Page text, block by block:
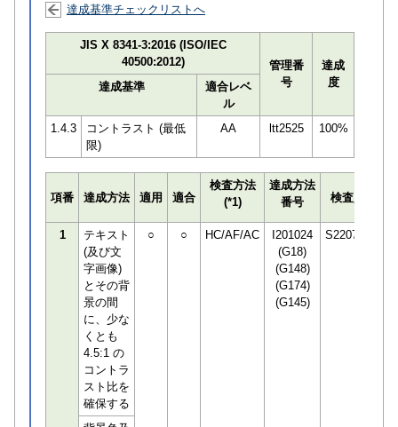
達成基準チェックリストへ
JIS X 8341-3:2016 (ISO/IEC
40500:2012)
管理番
号
達成
度
達成基準
適合レベ
ル
1.4.3
コントラスト (最低
限)
AA ltt2525 100%
項番 達成方法 適用 適合
検査方法
(*1)
達成方法
番号
検査員
1
テキスト
(及び文
字画像)
とその背
景の間
に、少な
くとも
4.5:1 の
コントラ
スト比を
確保する
○ ○ HC/AF/AC
I201024
(G18)
(G148)
(G174)
(G145)
S220752